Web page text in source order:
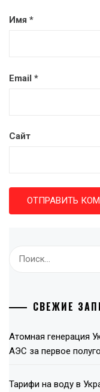
Имя *
Email *
Сайт
Найти:
СВЕЖИЕ
Атомная генерация
АЭС за первое
Тарифи на воду в